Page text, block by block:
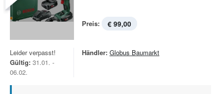
Preis: € 99,00
Leider verpasst!
Gültig: 31.01. -
06.02.
Händler: Globus Baumarkt